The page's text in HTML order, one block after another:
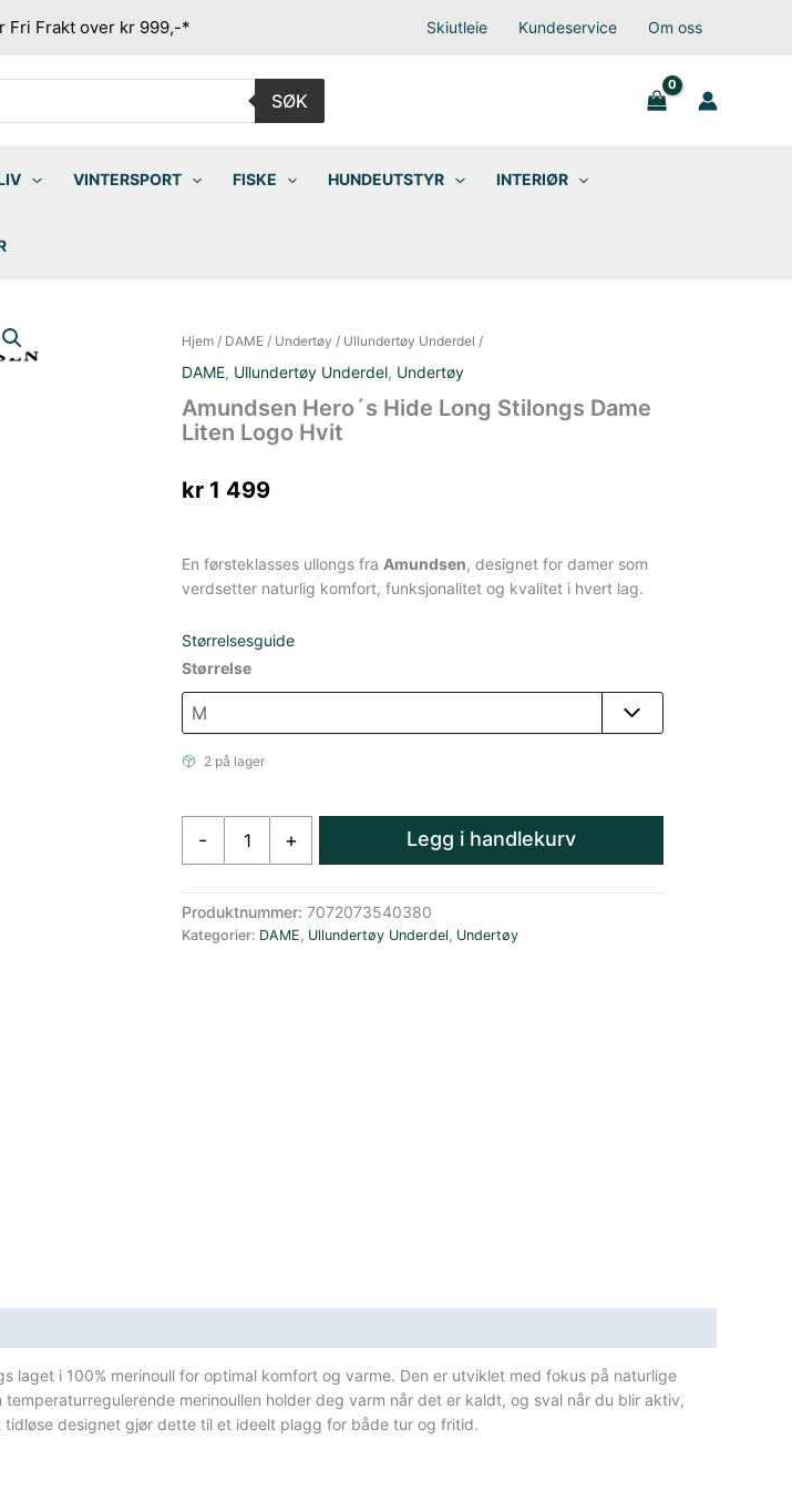
Fri Frakt over kr 999,-* Skiutleie Kundeservice Om oss
SØK
VINTERSPORT FISKE HUNDEUTSTYR INTERIØR
Hjem/ DAME/ Undertøy / Ullundertøy Underdel /
DAME, Ullundertøy Underdel, Undertøy
Amundsen Hero´s Hide Long Stilongs Dame
Liten Logo Hvit
kr1 499
En førsteklasses ullongs fra Amundsen, designet for damer som
verdsetter naturlig komfort, funksjonalitet og kvalitet i hvert lag.
Størrelsesguide
Størrelse
2 på lager
-
Hide
Long
Stilongs
+ Legg i handlekurv
Produktnummer: 7072073540380
Kategorier: DAME, Ullundertøy Underdel, Undertøy
laget i 100% merinoull for optimal komfort og varme. Den er utviklet med fokus på naturlige
merinoullen holder deg varm når det er kaldt, og sval når du blir aktiv,
designet gjør dette til et ideelt plagg for både tur og fritid.